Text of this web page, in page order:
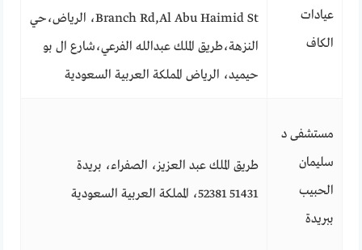
عيادات
الكاف
Branch Rd,Al Abu Haimid St، الرياض،حي
النزهة،طريق الملك عبدالله الفرعي،شارع ال بو
حيميد، الرياض المملكة العربية السعودية
مستشفى د
سليمان
الحبيب
ببريدة
طريق الملك عبد العزيز، الصفراء، بريدة
52381 51431، المملكة العربية السعودية